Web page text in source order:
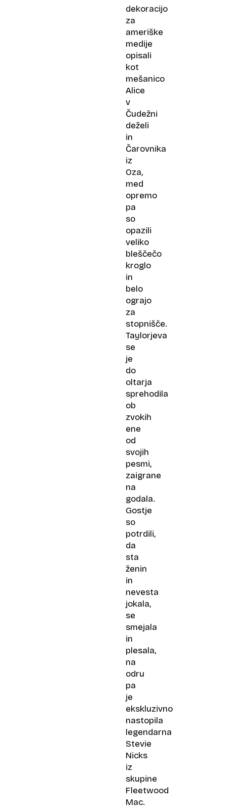
dekoracijo
za
ameriške
medije
opisali
kot
mešanico
Alice
v
Čudežni
deželi
in
Čarovnika
iz
Oza,
med
opremo
pa
so
opazili
veliko
bleščečo
kroglo
in
belo
ograjo
za
stopnišče.
Taylorjeva
se
je
do
oltarja
sprehodila
ob
zvokih
ene
od
svojih
pesmi,
zaigrane
na
godala.
Gostje
so
potrdili,
da
sta
ženin
in
nevesta
jokala,
se
smejala
in
plesala,
na
odru
pa
je
ekskluzivno
nastopila
legendarna
Stevie
Nicks
iz
skupine
Fleetwood
Mac.